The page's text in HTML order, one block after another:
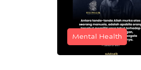
Mental Health